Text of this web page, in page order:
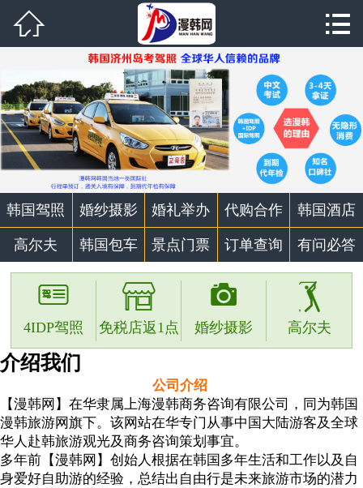
韩国驾照
婚纱摄影
代购合作
韩国酒店
高尔夫
景点门票
个性定制
有问必答
联系我们


韩国驾照 婚纱摄影 婚礼举办 代购合作 韩国酒店
高尔夫 韩国包车 景点门票 订单查询 有问必答

4IDP驾照

免税店返1点

婚纱摄影

高尔夫
介绍我们
公司介绍
【漫韩网】在华隶属上海漫韩商务咨询有限公司，同为韩国
漫韩旅游网旗下。该网站在华专门从事中国大陆游客及全球
华人赴韩旅游观光及商务咨询策划事宜。
多年前【漫韩网】创始人根据在韩国多年生活和工作以及自
身爱好自助游的经验，总结出自由行是未来旅游市场的潜力